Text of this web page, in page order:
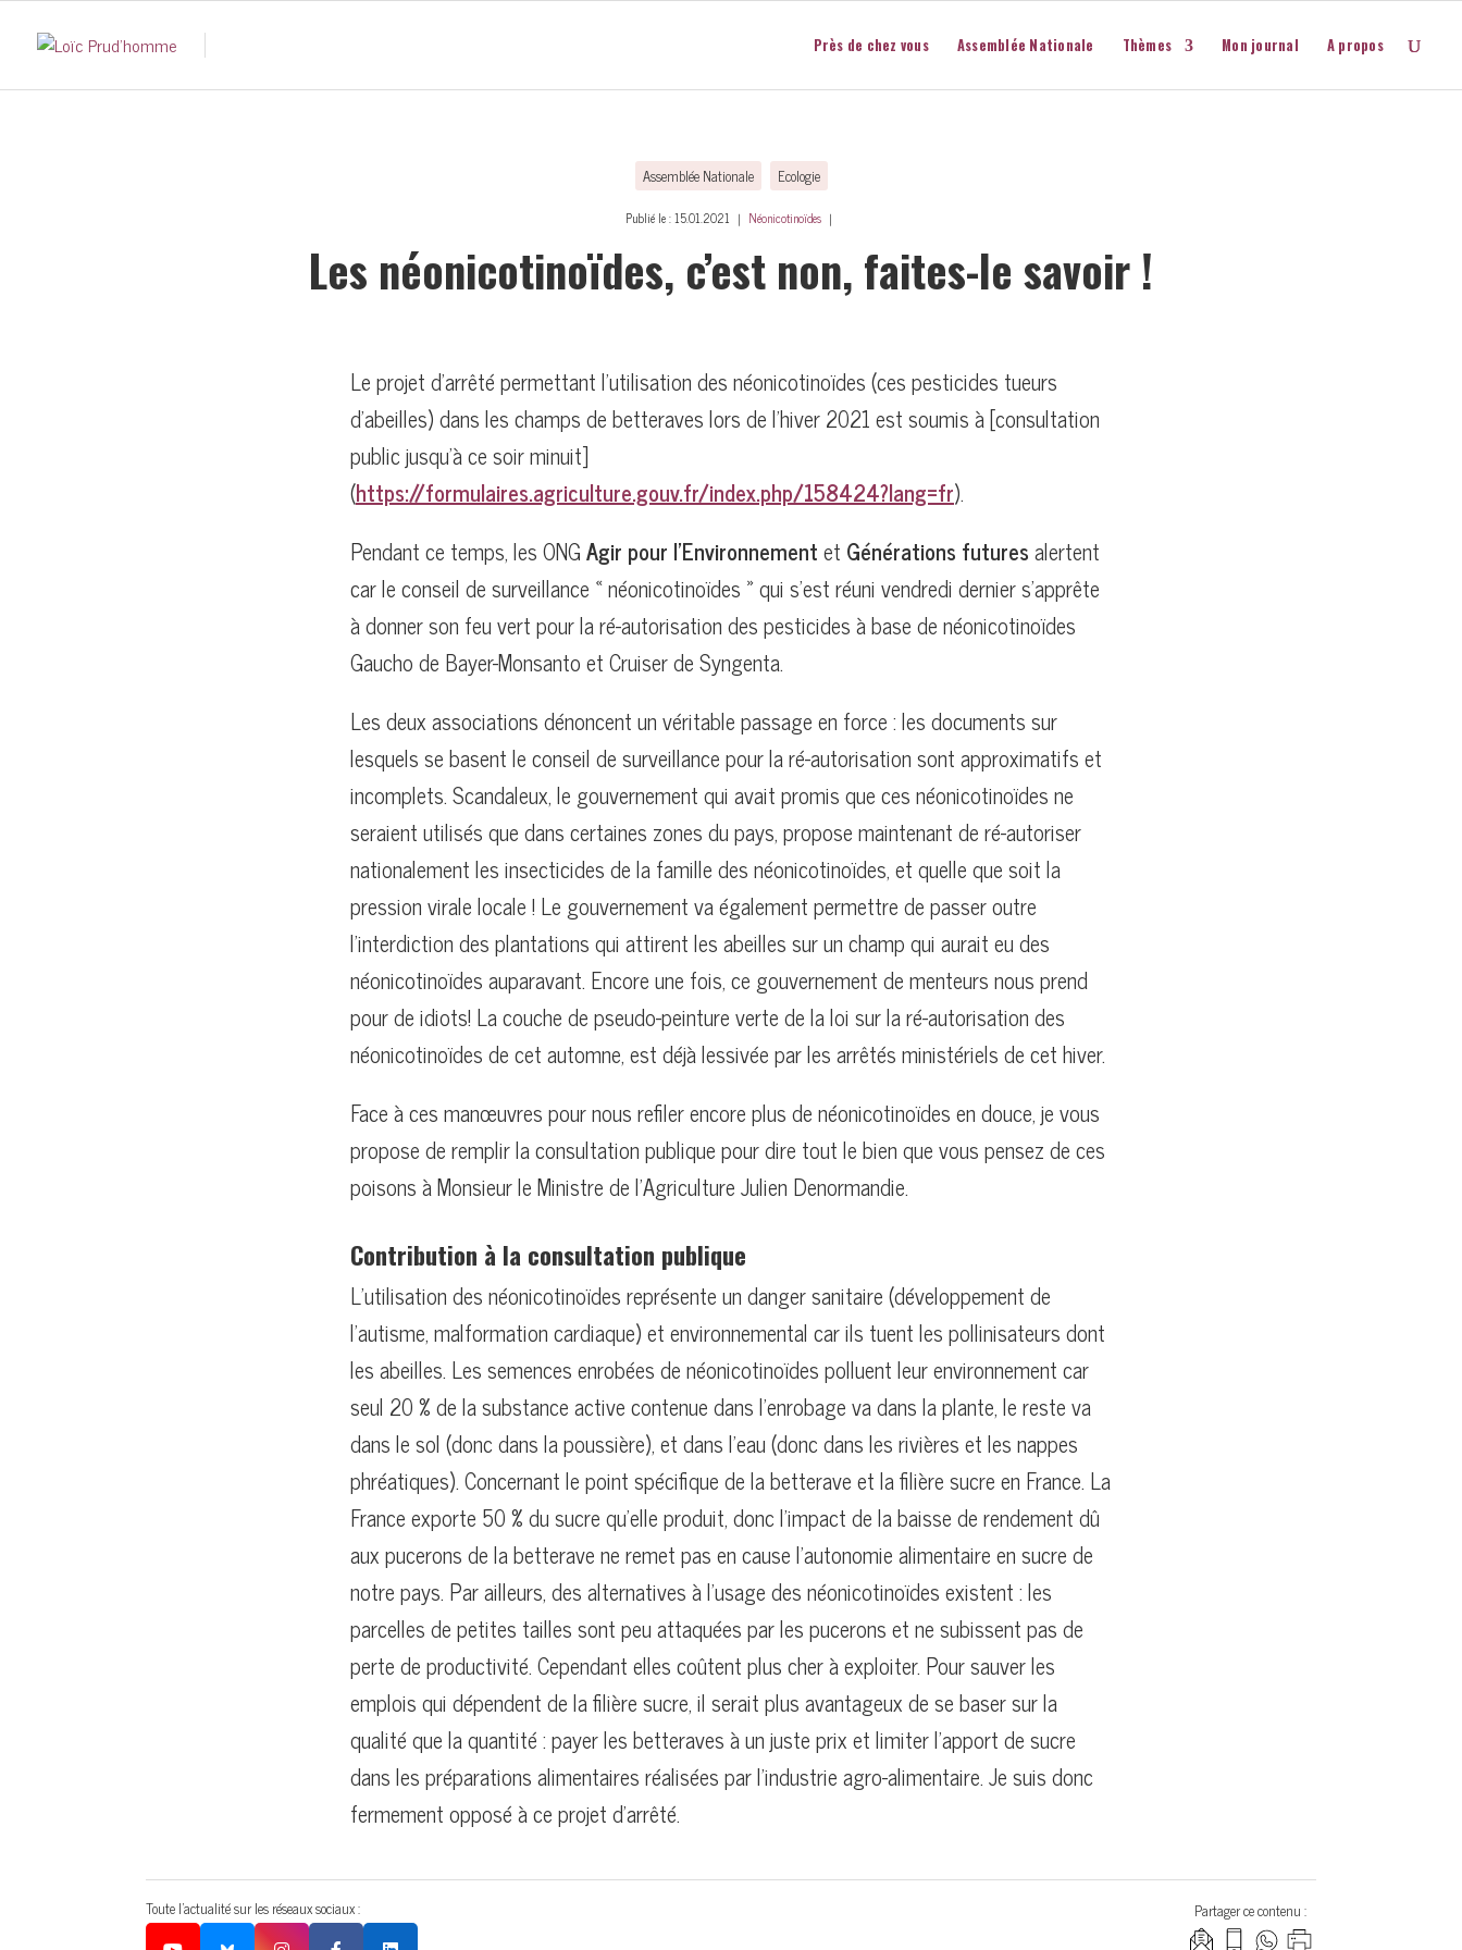
Près de chez vous Assemblée Nationale Thèmes Mon journal A propos
Assemblée Nationale Ecologie
Publié le : 15.01.2021 ｜ Néonicotinoïdes ｜
Les néonicotinoïdes, c’est non, faites-le savoir !
Le projet d’arrêté permettant l’utilisation des néonicotinoïdes (ces pesticides tueurs
d’abeilles) dans les champs de betteraves lors de l’hiver 2021 est soumis à [consultation
public jusqu’à ce soir minuit]
(https://formulaires.agriculture.gouv.fr/index.php/158424?lang=fr).
Pendant ce temps, les ONGAgir pour l’Environnementet Générations futuresalertent
car le conseil de surveillance « néonicotinoïdes » qui s’est réuni vendredi dernier s’apprête
à donner son feu vert pour la ré-autorisation des pesticides à base de néonicotinoïdes
Gaucho de Bayer-Monsanto et Cruiser de Syngenta.
Les deux associations dénoncent un véritable passage en force : les documents sur
lesquels se basent le conseil de surveillance pour la ré-autorisation sont approximatifs et
incomplets. Scandaleux, le gouvernement qui avait promis que ces néonicotinoïdes ne
seraient utilisés que dans certaines zones du pays, propose maintenant de ré-autoriser
nationalement les insecticides de la famille des néonicotinoïdes, et quelle que soit la
pression virale locale ! Le gouvernement va également permettre de passer outre
l’interdiction des plantations qui attirent les abeilles sur un champ qui aurait eu des
néonicotinoïdes auparavant. Encore une fois, ce gouvernement de menteurs nous prend
pour de idiots! La couche de pseudo-peinture verte de la loi sur la ré-autorisation des
néonicotinoïdes de cet automne, est déjà lessivée par les arrêtés ministériels de cet hiver.
Face à ces manœuvres pour nous refiler encore plus de néonicotinoïdes en douce, je vous
propose de remplir la consultation publique pour dire tout le bien que vous pensez de ces
poisons à Monsieur le Ministre de l’Agriculture Julien Denormandie.
Contribution à la consultation publique
L’utilisation des néonicotinoïdes représente un danger sanitaire (développement de
l’autisme, malformation cardiaque) et environnemental car ils tuent les pollinisateurs dont
les abeilles. Les semences enrobées de néonicotinoïdes polluent leur environnement car
seul 20 % de la substance active contenue dans l’enrobage va dans la plante, le reste va
dans le sol (donc dans la poussière), et dans l’eau (donc dans les rivières et les nappes
phréatiques). Concernant le point spécifique de la betterave et la filière sucre en France. La
France exporte 50 % du sucre qu’elle produit, donc l’impact de la baisse de rendement dû
aux pucerons de la betterave ne remet pas en cause l’autonomie alimentaire en sucre de
notre pays. Par ailleurs, des alternatives à l’usage des néonicotinoïdes existent : les
parcelles de petites tailles sont peu attaquées par les pucerons et ne subissent pas de
perte de productivité. Cependant elles coûtent plus cher à exploiter. Pour sauver les
emplois qui dépendent de la filière sucre, il serait plus avantageux de se baser sur la
qualité que la quantité : payer les betteraves à un juste prix et limiter l’apport de sucre
dans les préparations alimentaires réalisées par l’industrie agro-alimentaire. Je suis donc
fermement opposé à ce projet d’arrêté.
Partager ce contenu :
Toute l'actualité sur les réseaux sociaux :